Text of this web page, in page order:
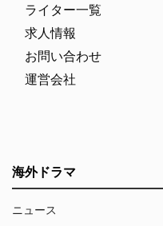
ライター一覧
求人情報
お問い合わせ
運営会社
海外ドラマ
ニュース